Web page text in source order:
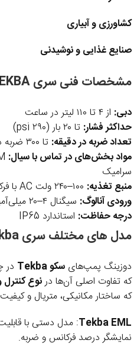
کشاورزی و آبیاری
صنایع غذایی و نوشیدنی
مشخصات فنی سری TEKBA
دبی: از ۴ تا ۱۱۰ لیتر در ساعت
حداکثر فشار: تا ۲۰ بار (۲۹۰ psi)
تعداد ضربه در دقیقه: تا ۳۰۰ ضربه در دقیقه
مواد بخش‌های در تماس با سیال:
سرامیک
منبع تغذیه:
ورودی آنالوگ: سیگنال ۴–۲۰ میلی‌آمپر
درجه حفاظت: استاندارد IP65
مدل های مختلف سری Tekba
دوزینگ پمپ‌های سکو Tekba
در
که تفاوت اصلی آن‌ها درنوع
که ساختار مکانیکی، متریال و
Tekba EML: مدل دستی با
نمایشگر درصد فرکانس و ضربه.